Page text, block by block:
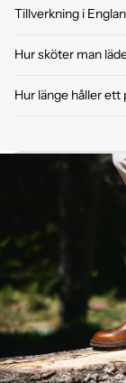
Tillverkning i
Hur sköter man
Hur länge håller